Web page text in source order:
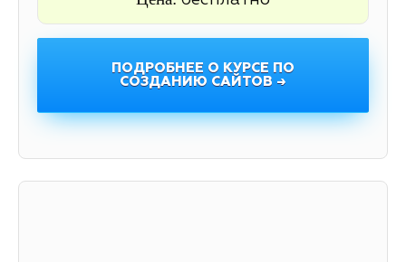
ПОДРОБНЕЕ О КУРСЕ ПО
СОЗДАНИЮ САЙТОВ →